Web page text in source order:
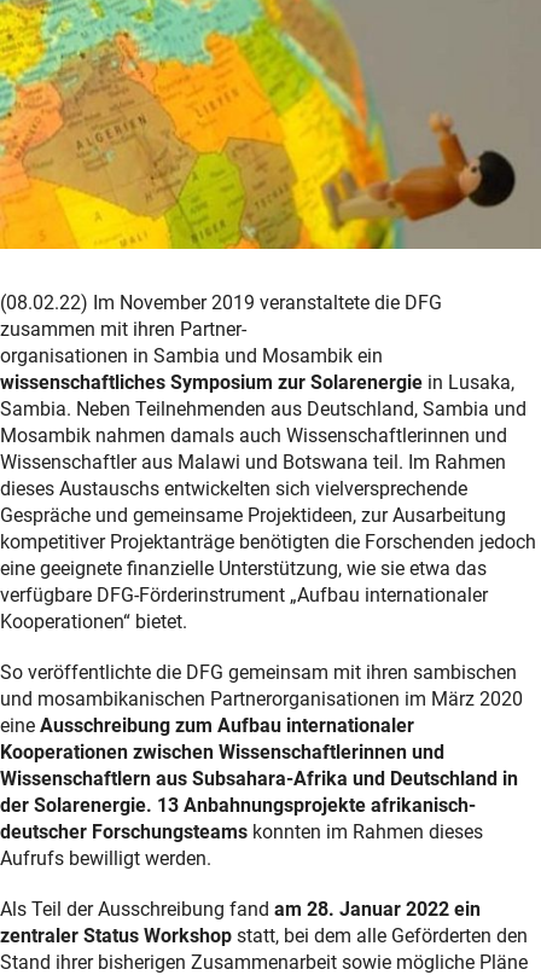
(08.02.22) Im November 2019 veranstaltete die DFG
zusammen mit ihren Partner-
organisationen in Sambia und Mosambik ein
wissenschaftliches Symposium zur Solarenergie in Lusaka,
Sambia. Neben Teilnehmenden aus Deutschland, Sambia und
Mosambik nahmen damals auch Wissenschaftlerinnen und
Wissenschaftler aus Malawi und Botswana teil. Im Rahmen
dieses Austauschs entwickelten sich vielversprechende
Gespräche und gemeinsame Projektideen, zur Ausarbeitung
kompetitiver Projektanträge benötigten die Forschenden jedoch
eine geeignete finanzielle Unterstützung, wie sie etwa das
verfügbare DFG-Förderinstrument „Aufbau internationaler
Kooperationen“ bietet.
So veröffentlichte die DFG gemeinsam mit ihren sambischen
und mosambikanischen Partnerorganisationen im März 2020
eine Ausschreibung zum Aufbau internationaler
Kooperationen zwischen Wissenschaftlerinnen und
Wissenschaftlern aus Subsahara-Afrika und Deutschland in
der Solarenergie. 13 Anbahnungsprojekte afrikanisch-
deutscher Forschungsteams konnten im Rahmen dieses
Aufrufs bewilligt werden.
Als Teil der Ausschreibung fand am 28. Januar 2022 ein
zentraler Status Workshop statt, bei dem alle Geförderten den
Stand ihrer bisherigen Zusammenarbeit sowie mögliche Pläne